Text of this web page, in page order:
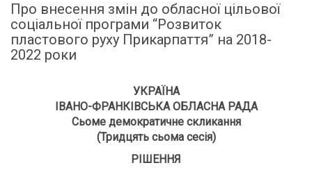
Про внесення змін до обласної цільової
соціальної програми “Розвиток
пластового руху Прикарпаття” на 2018-
2022 роки
УКРАЇНА
ІВАНО-ФРАНКІВСЬКА ОБЛАСНА РАДА
Сьоме демократичне скликання
(Тридцять сьома сесія)
РІШЕННЯ